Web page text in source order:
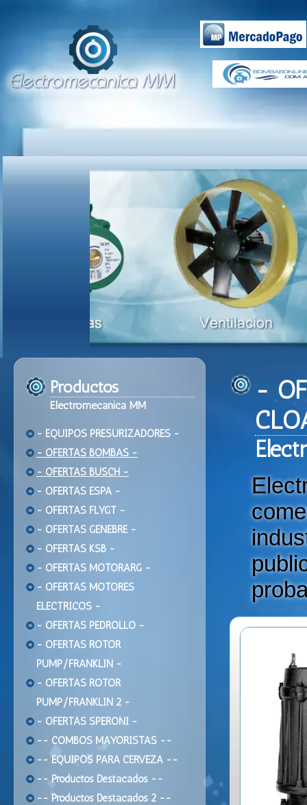
Productos
Electromecanica MM
- EQUIPOS PRESURIZADORES -
- OFERTAS BOMBAS -
- OFERTAS BUSCH -
- OFERTAS ESPA -
- OFERTAS FLYGT -
- OFERTAS GENEBRE -
- OFERTAS KSB -
- OFERTAS MOTORARG -
- OFERTAS MOTORES
ELECTRICOS -
- OFERTAS PEDROLLO -
- OFERTAS ROTOR
PUMP/FRANKLIN -
- OFERTAS ROTOR
PUMP/FRANKLIN 2 -
- OFERTAS SPERONI -
-- COMBOS MAYORISTAS --
-- EQUIPOS PARA CERVEZA --
-- Productos Destacados --
-- Productos Destacados 2 --
-
Ele